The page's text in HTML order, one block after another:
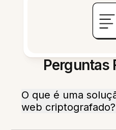
Perguntas
O que é uma
web criptografado?